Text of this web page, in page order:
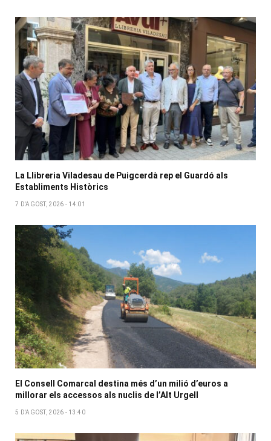
La Llibreria Viladesau de Puigcerdà rep el Guardó als
Establiments Històrics
7 D'AGOST, 2026 - 14:01
El Consell Comarcal destina més d’un milió d’euros a
millorar els accessos als nuclis de l’Alt Urgell
5 D'AGOST, 2026 - 13:40